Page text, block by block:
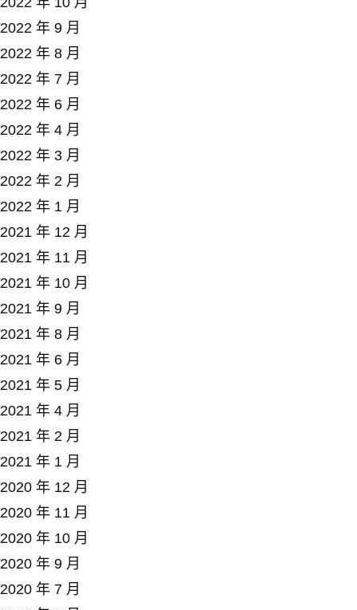
2022 年 9 月
2022 年 8 月
2022 年 7 月
2022 年 6 月
2022 年 4 月
2022 年 3 月
2022 年 2 月
2022 年 1 月
2021 年 12 月
2021 年 11 月
2021 年 10 月
2021 年 9 月
2021 年 8 月
2021 年 6 月
2021 年 5 月
2021 年 4 月
2021 年 2 月
2021 年 1 月
2020 年 12 月
2020 年 11 月
2020 年 10 月
2020 年 9 月
2020 年 7 月